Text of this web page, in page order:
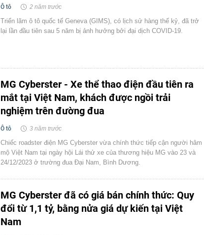
Ô tô 2 năm trước
Triển lãm ô tô quốc tế Geneva (GIMS), có lịch sử hàng thế kỷ, đã trở
lại lần đầu tiên sau 5 năm bị ảnh hưởng bởi đại dịch COVID-19.
MG Cyberster - Xe thể thao điện đầu tiên ra
mắt tại Việt Nam, khách được ngồi trải
nghiệm trên đường đua
Ô tô 3 năm trước
Chiếc roadster điện MG Cyberster vừa chính thức tiếp cận người hâm
mộ Việt Nam tại ngày hội Lái thử xe của thương hiệu MG vào 23 và
24/12/2023 ở trường đua Đại Nam, Bình Dương.
MG Cyberster đã có giá bán chính thức: Quy
đổi từ 1,1 tỷ, bằng nửa giá dự kiến tại Việt
Nam